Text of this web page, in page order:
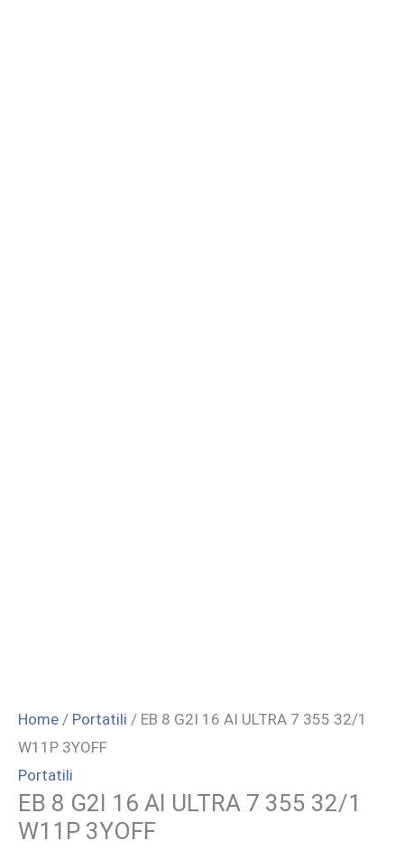
Home / Portatili / EB 8 G2I 16 AI ULTRA 7 355 32/1
W11P 3YOFF
Portatili
EB 8 G2I 16 AI ULTRA 7 355 32/1
W11P 3YOFF